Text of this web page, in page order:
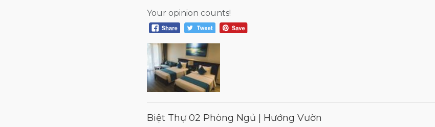
Your opinion counts!
Biệt Thự 02 Phòng Ngủ | Hướng Vườn